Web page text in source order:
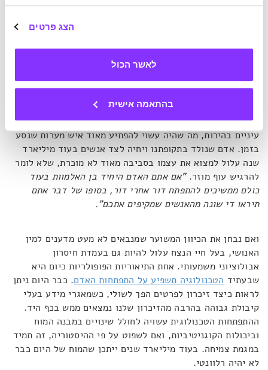
הצג פרטים
לאשר הכול
בהתאמה אישית
כל השאלות הללו מתייחסות לעבר ולקשר אליו. אבל לאותו אדם
שיחיה בעוד מיליון או מיליארד שנה, מצפה גם מפגש עם העתיד,
שעשוי להיות שונה בתכלית ממה שאנו מכירים היום. לאורך
מיליוני ומיליארדי שנים, שינויים אבולוציוניים חלים בפיזיולוגיה
ובמראה של בני האדם. מוטציה גנטית, למשל, הובילה ליצירת
עיניים בהירות, מה שהיה עשוי להפתיע מאוד איש מערות שנסע
בזמן. אדם שנולד בתקופתנו ויחיה לצד אנשים בעוד מיליארד
שנה עלול למצוא את עצמו בסביבה מאוד לא מוכרת, שלא לומר
להרגיש עוף מוזר."אם אתם האדם היחיד בן האלמוות בעוד
כולם ממשיכים להתפתח דור אחרי דור, בסופו של דבר אתם
תיראו די שונה מהאנשים שמקיפים אתכם".
ואם נבחן את הכיוון המשוער שמנבאים לא מעט מדענים למין
האנושי, בעל חיי הנצח עלול להיות גם בעמדת חיסרון
אבולוציוני משמעותי. אחת התיאוריות הפופולריות כיום היא
שבעתיד הטכנולוגיה תשפיע על התפתחות האדם. כבר היום ניתן
לראות כיצד זיכרון לפרטים הפך לשולי, כשמאגרי מידע בעלי
קיבולת גבוהה בהרבה מהזיכרון שלנו נמצאים ממש בכף היד.
ההתפתחות הטכנולוגית עשויה לחולל שינויים במבנה המוח
וביכולות הקוגניטיביות, ואם לשפוט על פי ההיסטוריה, זה תמיד
במגמת צמיחה. בעוד מיליארד שנים ייתכן שהמוח של היום כבר
לא יהיה רלוונטי.